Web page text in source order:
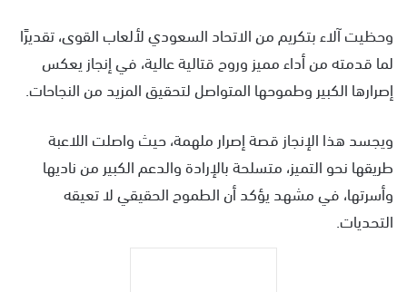
وحظيت آلاء بتكريم من الاتحاد السعودي لألعاب القوى، تقديرًا
لما قدمته من أداء مميز وروح قتالية عالية، في إنجاز يعكس
إصرارها الكبير وطموحها المتواصل لتحقيق المزيد من النجاحات.
ويجسد هذا الإنجاز قصة إصرار ملهمة، حيث واصلت اللاعبة
طريقها نحو التميز، متسلحة بالإرادة والدعم الكبير من ناديها
وأسرتها، في مشهد يؤكد أن الطموح الحقيقي لا تعيقه
التحديات.